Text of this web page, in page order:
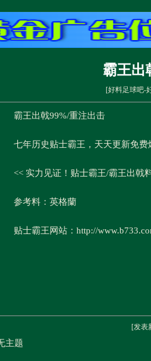
霸王出
[好料足球吧-
霸王出戟99%/重注出击
七年历史贴士霸王，天天更新免费
<< 实力见证！贴士霸王/霸王出戟
参考料：英格蘭
贴士霸王网站：http://
[发表
主题